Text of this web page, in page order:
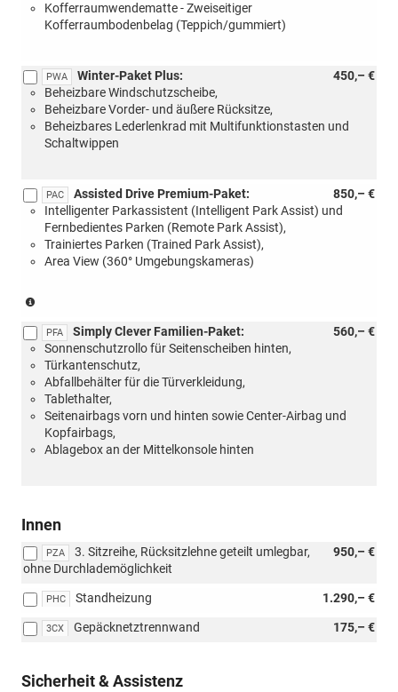
Kofferraumwendematte - Zweiseitiger
Kofferraumbodenbelag (Teppich/gummiert)
PWA 450,– €
Winter-Paket Plus:
Beheizbare Windschutzscheibe,
Beheizbare Vorder- und äußere Rücksitze,
Beheizbares Lederlenkrad mit Multifunktionstasten und
Schaltwippen
PAC 850,– €
Assisted Drive Premium-Paket:
Intelligenter Parkassistent (Intelligent Park Assist) und
Fernbedientes Parken (Remote Park Assist),
Trainiertes Parken (Trained Park Assist),
Area View (360° Umgebungskameras)
Verbindung
mit:
[PCA]
Convenience-
Paket
oder
[WCA]
Convenience-
PFA 560,– €
Simply Clever Familien-Paket:
Sonnenschutzrollo für Seitenscheiben hinten,
Türkantenschutz,
Abfallbehälter für die Türverkleidung,
Tablethalter,
Seitenairbags vorn und hinten sowie Center-Airbag und
Kopfairbags,
Ablagebox an der Mittelkonsole hinten
Innen
PZA 950,– €
3. Sitzreihe, Rücksitzlehne geteilt umlegbar,
ohne Durchlademöglichkeit
PHC 1.290,– €
Standheizung
3CX 175,– €
Gepäcknetztrennwand
Sicherheit & Assistenz